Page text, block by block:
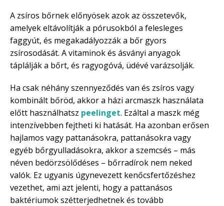
A zsíros bőrnek előnyösek azok az összetevők,
amelyek eltávolítják a pórusokból a felesleges
faggyút, és megakadályozzák a bőr gyors
zsírosodását. A vitaminok és ásványi anyagok
táplálják a bőrt, és ragyogóvá, üdévé varázsolják.
Ha csak néhány szennyeződés van és zsíros vagy
kombinált bőröd, akkor a házi arcmaszk használata
előtt használhatsz peelinget. Ezáltal a maszk még
intenzívebben fejtheti ki hatását. Ha azonban erősen
hajlamos vagy pattanásokra, pattanásokra vagy
egyéb bőrgyulladásokra, akkor a szemcsés – más
néven bedörzsölődéses – bőrradírok nem neked
valók. Ez ugyanis úgynevezett kenőcsfertőzéshez
vezethet, ami azt jelenti, hogy a pattanásos
baktériumok szétterjedhetnek és tovább